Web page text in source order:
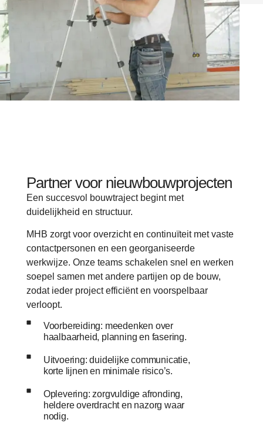
Partner voor nieuwbouwprojecten
Een succesvol bouwtraject begint met
duidelijkheid en structuur.
MHB zorgt voor overzicht en continuïteit met vaste
contactpersonen en een georganiseerde
werkwijze. Onze teams schakelen snel en werken
soepel samen met andere partijen op de bouw,
zodat ieder project efficiënt en voorspelbaar
verloopt.
Voorbereiding: meedenken over
haalbaarheid, planning en fasering.
Uitvoering: duidelijke communicatie,
korte lijnen en minimale risico’s.
Oplevering: zorgvuldige afronding,
heldere overdracht en nazorg waar
nodig.